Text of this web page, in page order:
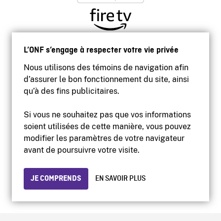
L’ONF s’engage à respecter votre vie privée
Nous utilisons des témoins de navigation afin
d’assurer le bon fonctionnement du site, ainsi
qu’à des fins publicitaires.
Si vous ne souhaitez pas que vos informations
soient utilisées de cette manière, vous pouvez
modifier les paramètres de votre navigateur
avant de poursuivre votre visite.
JE COMPRENDS EN SAVOIR PLUS
Accessibilité
Site institutionnel
Protection des renseignements personnels
© 2026 Office national du film du Canada